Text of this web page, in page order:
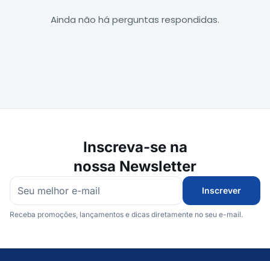
Ainda não há perguntas respondidas.
Inscreva-se na
nossa Newsletter
Inscrever
Receba promoções, lançamentos e dicas diretamente no seu e-mail.